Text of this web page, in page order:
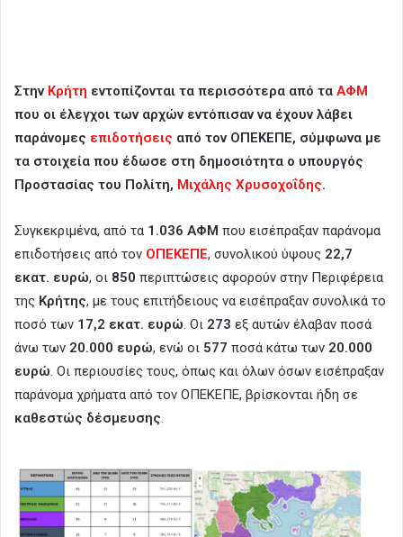
Στην Κρήτη εντοπίζονται τα περισσότερα από τα ΑΦΜ
που οι έλεγχοι των αρχών εντόπισαν να έχουν λάβει
παράνομες επιδοτήσεις από τον ΟΠΕΚΕΠΕ, σύμφωνα με
τα στοιχεία που έδωσε στη δημοσιότητα ο υπουργός
Προστασίας του Πολίτη, Μιχάλης Χρυσοχοΐδης.
Συγκεκριμένα, από τα 1.036 ΑΦΜ που εισέπραξαν παράνομα
επιδοτήσεις από τον ΟΠΕΚΕΠΕ, συνολικού ύψους 22,7
εκατ. ευρώ, οι 850 περιπτώσεις αφορούν στην Περιφέρεια
της Κρήτης, με τους επιτήδειους να εισέπραξαν συνολικά το
ποσό των 17,2 εκατ. ευρώ. Οι 273 εξ αυτών έλαβαν ποσά
άνω των 20.000 ευρώ, ενώ οι 577 ποσά κάτω των 20.000
ευρώ. Οι περιουσίες τους, όπως και όλων όσων εισέπραξαν
παράνομα χρήματα από τον ΟΠΕΚΕΠΕ, βρίσκονται ήδη σε
καθεστώς δέσμευσης.